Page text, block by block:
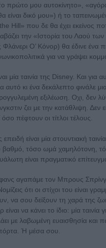
πρώτο μου αυτοκίνητο»,
είναι δικό μου») ή το
Hill» που δε θα έχει εκείνος
την «Ιστορία του Λαού
Φλάνερι Ο’ Κόνορ) θα έδινε ένα
για να γράψει
μία ταινία της Disney. Και για
αυτό κι ένα δεκάλεπτο φινάλε
εξιλέωση. Οχι, δεν
ζει με την κατάθλιψη. Δεν
πέφτουν οι τίτλοι τέλους.
είναι μία στουντιακή
βαθμό, τόσο ωμά χαμηλότονη,
είναι πραγματικό
αγαπάμε τον Μπρους
ότι οι στίχοι του είναι
να σου δείξουν τη χαρά της
να κάνει το ίδιο: μία
με λαβωμένη ευαισθησία
Ή μέσα σου.